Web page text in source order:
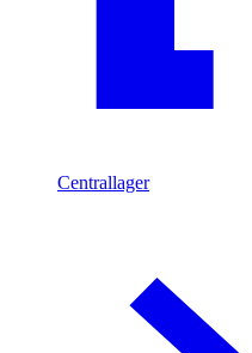
Centrallager